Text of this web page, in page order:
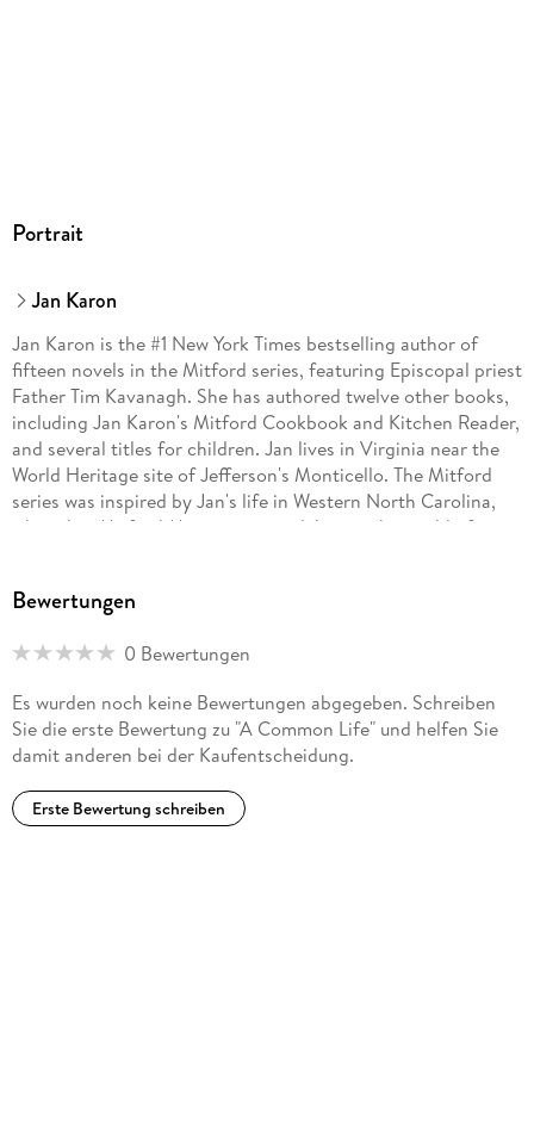
Portrait
Jan Karon
Jan Karon is the #1 New York Times bestselling author of
fifteen novels in the Mitford series, featuring Episcopal priest
Father Tim Kavanagh. She has authored twelve other books,
including Jan Karon's Mitford Cookbook and Kitchen Reader,
and several titles for children. Jan lives in Virginia near the
World Heritage site of Jefferson's Monticello. The Mitford
series was inspired by Jan's life in Western North Carolina,
where her Mitford Museum now celebrates the world of
themitfordmuseum. org.
Bewertungen
0 Bewertungen
Es wurden noch keine Bewertungen abgegeben. Schreiben
Sie die erste Bewertung zu "A Common Life" und helfen Sie
damit anderen bei der Kaufentscheidung.
Erste Bewertung schreiben